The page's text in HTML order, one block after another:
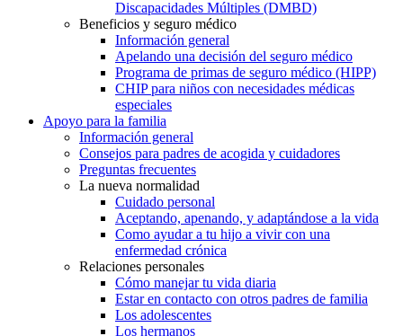
Discapacidades Múltiples (DMBD)
Beneficios y seguro médico
Información general
Apelando una decisión del seguro médico
Programa de primas de seguro médico (HIPP)
CHIP para niños con necesidades médicas
especiales
Apoyo para la familia
Información general
Consejos para padres de acogida y cuidadores
Preguntas frecuentes
La nueva normalidad
Cuidado personal
Aceptando, apenando, y adaptándose a la vida
Como ayudar a tu hijo a vivir con una
enfermedad crónica
Relaciones personales
Cómo manejar tu vida diaria
Estar en contacto con otros padres de familia
Los adolescentes
Los hermanos